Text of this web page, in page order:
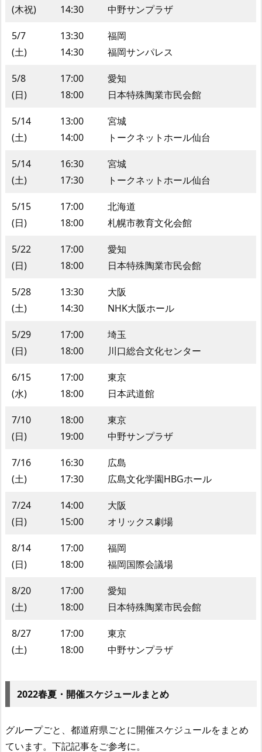
(木祝)
14:30
中野サンプラザ
5/7
(土)
13:30
14:30
福岡
福岡サンパレス
5/8
(日)
17:00
18:00
愛知
日本特殊陶業市民会館
5/14
(土)
13:00
14:00
宮城
トークネットホール仙台
5/14
(土)
16:30
17:30
宮城
トークネットホール仙台
5/15
(日)
17:00
18:00
北海道
札幌市教育文化会館
5/22
(日)
17:00
18:00
愛知
日本特殊陶業市民会館
5/28
(土)
13:30
14:30
大阪
NHK大阪ホール
5/29
(日)
17:00
18:00
埼玉
川口総合文化センター
6/15
(水)
17:00
18:00
東京
日本武道館
7/10
(日)
18:00
19:00
東京
中野サンプラザ
7/16
(土)
16:30
17:30
広島
広島文化学園HBGホール
7/24
(日)
14:00
15:00
大阪
オリックス劇場
8/14
(日)
17:00
18:00
福岡
福岡国際会議場
8/20
(土)
17:00
18:00
愛知
日本特殊陶業市民会館
8/27
(土)
17:00
18:00
東京
中野サンプラザ
2022春夏・開催スケジュールまとめ
グループごと、都道府県ごとに開催スケジュールをまとめ
ています。下記記事をご参考に。